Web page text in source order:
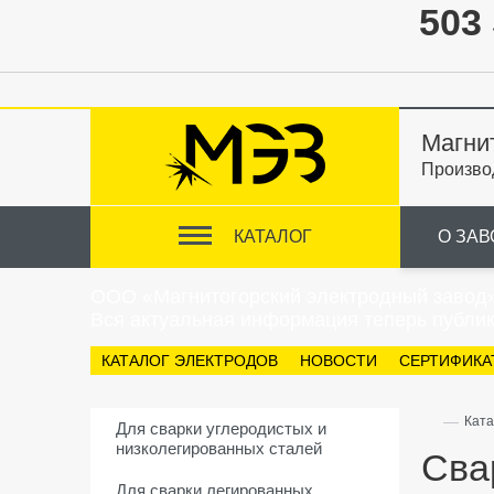
КАТАЛОГ О
КАТАЛОГ ЭЛЕКТРОДОВ НОВОСТИ
Для сварки углеродистых и
низколегированных сталей
Для сварки легированных
—